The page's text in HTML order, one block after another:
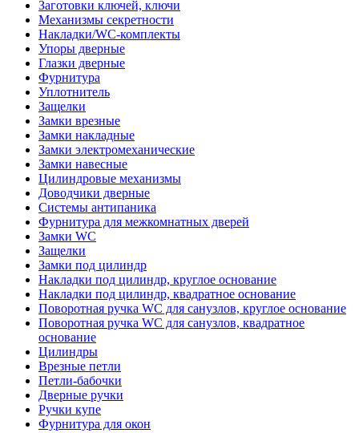
Заготовки ключей, ключи
Механизмы секретности
Накладки/WC-комплекты
Упоры дверные
Глазки дверные
Фурнитура
Уплотнитель
Защелки
Замки врезные
Замки накладные
Замки электромеханические
Замки навесные
Цилиндровые механизмы
Доводчики дверные
Системы антипаника
Фурнитура для межкомнатных дверей
Замки WC
Защелки
Замки под цилиндр
Накладки под цилиндр, круглое основание
Накладки под цилиндр, квадратное основание
Поворотная ручка WC для санузлов, круглое основание
Поворотная ручка WC для санузлов, квадратное
основание
Цилиндры
Врезные петли
Петли-бабочки
Дверные ручки
Ручки купе
Фурнитура для окон